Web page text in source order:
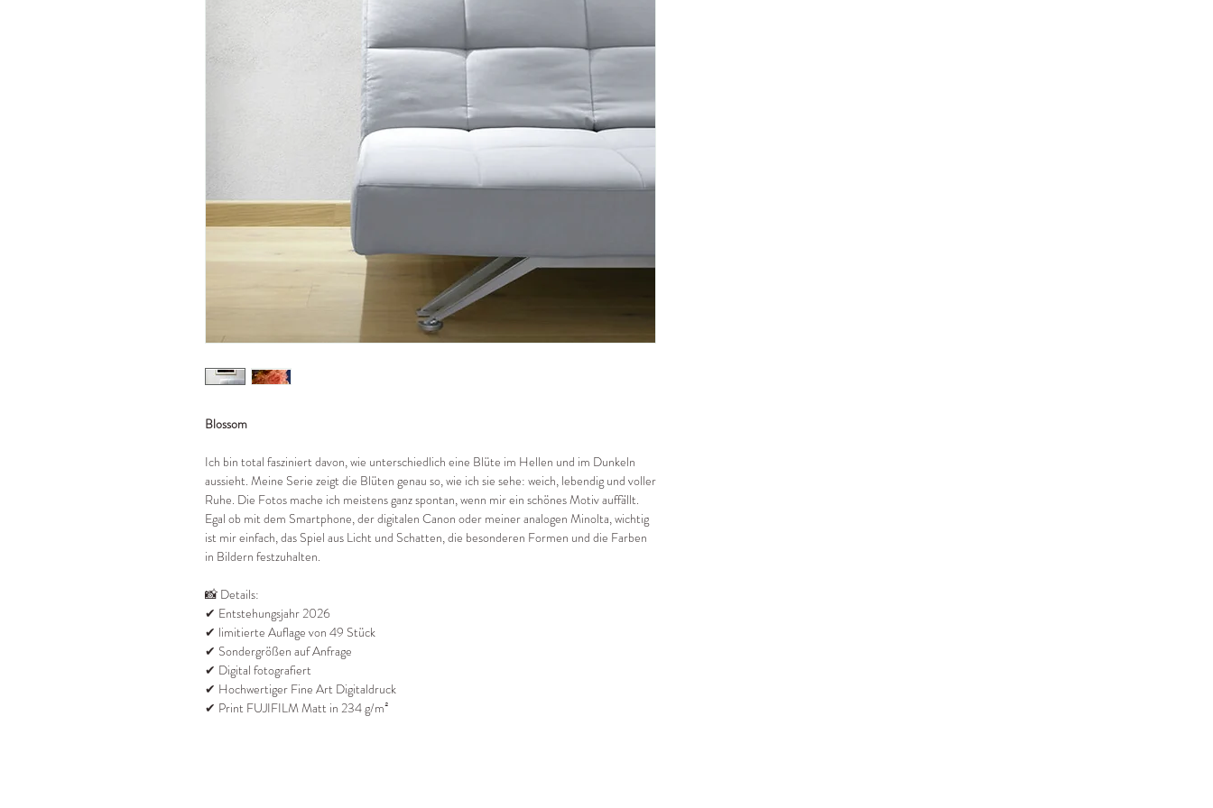
Blossom
Ich bin total fasziniert davon, wie unterschiedlich eine Blüte im Hellen und im Dunkeln
aussieht. Meine Serie zeigt die Blüten genau so, wie ich sie sehe: weich, lebendig und voller
Ruhe. Die Fotos mache ich meistens ganz spontan, wenn mir ein schönes Motiv auffällt.
Egal ob mit dem Smartphone, der digitalen Canon oder meiner analogen Minolta, wichtig
ist mir einfach, das Spiel aus Licht und Schatten, die besonderen Formen und die Farben
in Bildern festzuhalten.
📸 Details:
✔ Entstehungsjahr 2026
✔ limitierte Auflage von 49 Stück
✔ Sondergrößen auf Anfrage
✔ Digital fotografiert
✔ Hochwertiger Fine Art Digitaldruck
✔ Print FUJIFILM Matt in 234 g/m²